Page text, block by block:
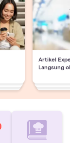
Artikel
Langsung